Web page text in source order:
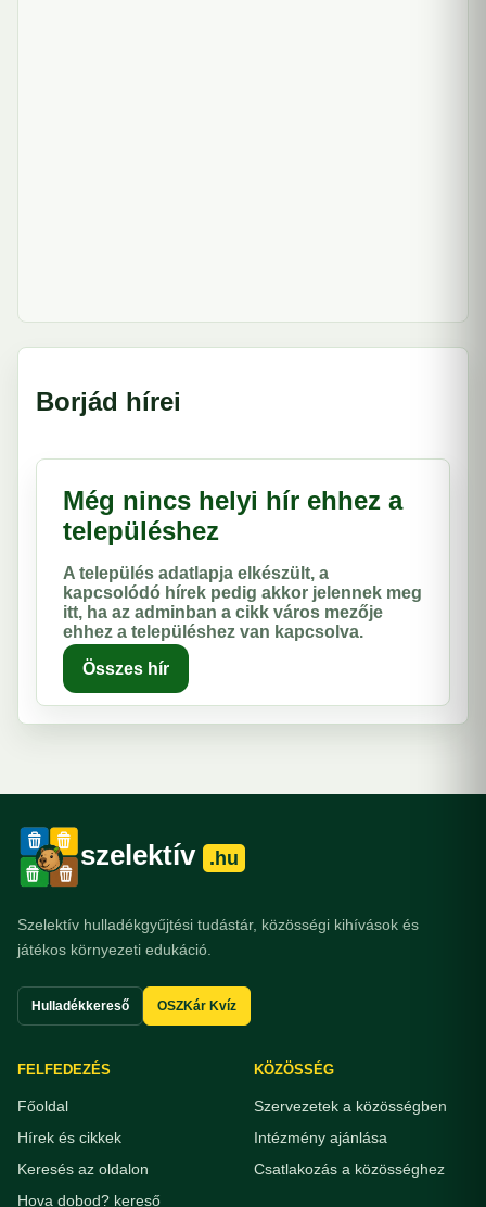
Borjád hírei
Még nincs helyi hír ehhez a
településhez
A település adatlapja elkészült, a
kapcsolódó hírek pedig akkor jelennek meg
itt, ha az adminban a cikk város mezője
ehhez a településhez van kapcsolva.
Összes hír
szelektív .hu
Szelektív hulladékgyűjtési tudástár, közösségi kihívások és
játékos környezeti edukáció.
Hulladékkereső OSZKár Kvíz
FELFEDEZÉS
Főoldal
Hírek és cikkek
Keresés az oldalon
Hova dobod? kereső
KÖZÖSSÉG
Szervezetek a közösségben
Intézmény ajánlása
Csatlakozás a közösséghez